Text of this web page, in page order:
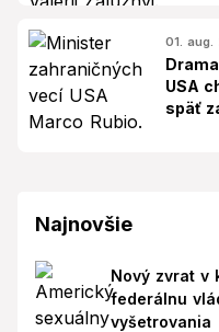
01. aug.
USA
späť
Najnovšie
Nový zvrat v
federálnu
vyšetrovania